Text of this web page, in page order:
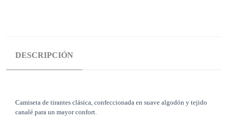
DESCRIPCIÓN
Camiseta de tirantes clásica, confeccionada en suave algodón y tejido
canalé para un mayor confort.